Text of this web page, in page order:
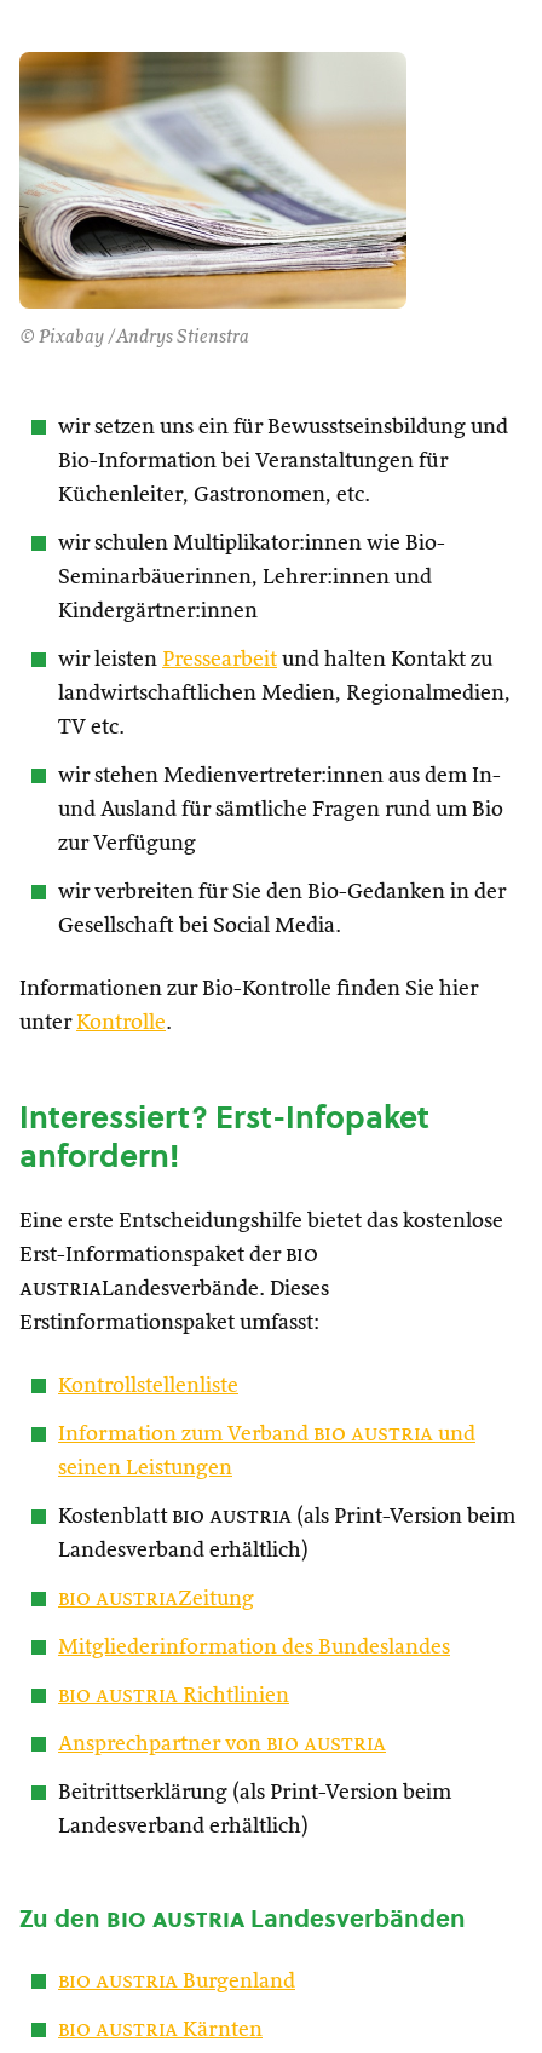
© Pixabay /Andrys Stienstra
wir setzen uns ein für Bewusstseinsbildung und
Bio-Information bei Veranstaltungen für
Küchenleiter, Gastronomen, etc.
wir schulen Multiplikator:innen wie Bio-
Seminarbäuerinnen, Lehrer:innen und
Kindergärtner:innen
wir leisten Pressearbeit und halten Kontakt zu
landwirtschaftlichen Medien, Regionalmedien,
TV etc.
wir stehen Medienvertreter:innen aus dem In-
und Ausland für sämtliche Fragen rund um Bio
zur Verfügung
wir verbreiten für Sie den Bio-Gedanken in der
Gesellschaft bei Social Media.
Informationen zur Bio-Kontrolle finden Sie hier
unterKontrolle.
Interessiert? Erst-Infopaket
anfordern!
Eine erste Entscheidungshilfe bietet das kostenlose
Erst-Informationspaket der bio
austriaLandesverbände. Dieses
Erstinformationspaket umfasst:
Kontrollstellenliste
Information zum Verband bio austria und
seinen Leistungen
Kostenblatt bio austria (als Print-Version beim
Landesverband erhältlich)
bio austriaZeitung
Mitgliederinformation des Bundeslandes
bio austria Richtlinien
Ansprechpartner von bio austria
Beitrittserklärung (als Print-Version beim
Landesverband erhältlich)
Zu den bio austria Landesverbänden
bio austria Burgenland
bio austria Kärnten